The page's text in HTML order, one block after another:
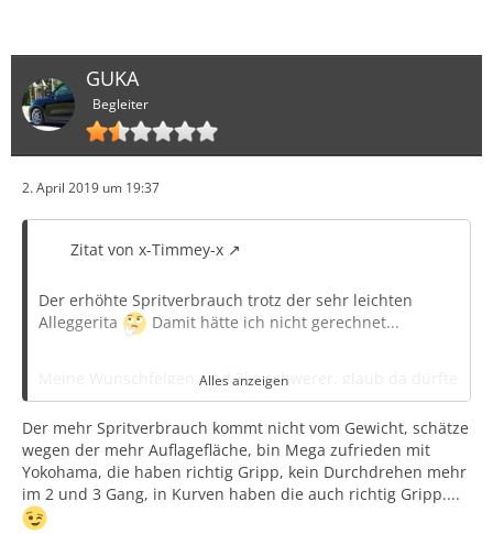
GUKA
Begleiter
2. April 2019 um 19:37
Zitat von x-Timmey-x
Der erhöhte Spritverbrauch trotz der sehr leichten
Alleggerita
Damit hätte ich nicht gerechnet...
Meine Wunschfelgen sind 3kg schwerer, glaub da dürfte
der ein oder andere Tropfen Benzin dazu kommen.
Mit der Reaktion vom TÜV Prüfer hab ich nicht
gerechnet, Zitat: "Also ne mit der (Serien) Felge kann ich
dich nicht umher fahren lassen. Kauf dir die Schlappen
und komm am Besten Wochentag X ab Uhrzeit Y vorbei,
Alles anzeigen
Der mehr Spritverbrauch kommt nicht vom Gewicht, schätze
wegen der mehr Auflagefläche, bin Mega zufrieden mit
Yokohama, die haben richtig Gripp, kein Durchdrehen mehr
im 2 und 3 Gang, in Kurven haben die auch richtig Gripp....